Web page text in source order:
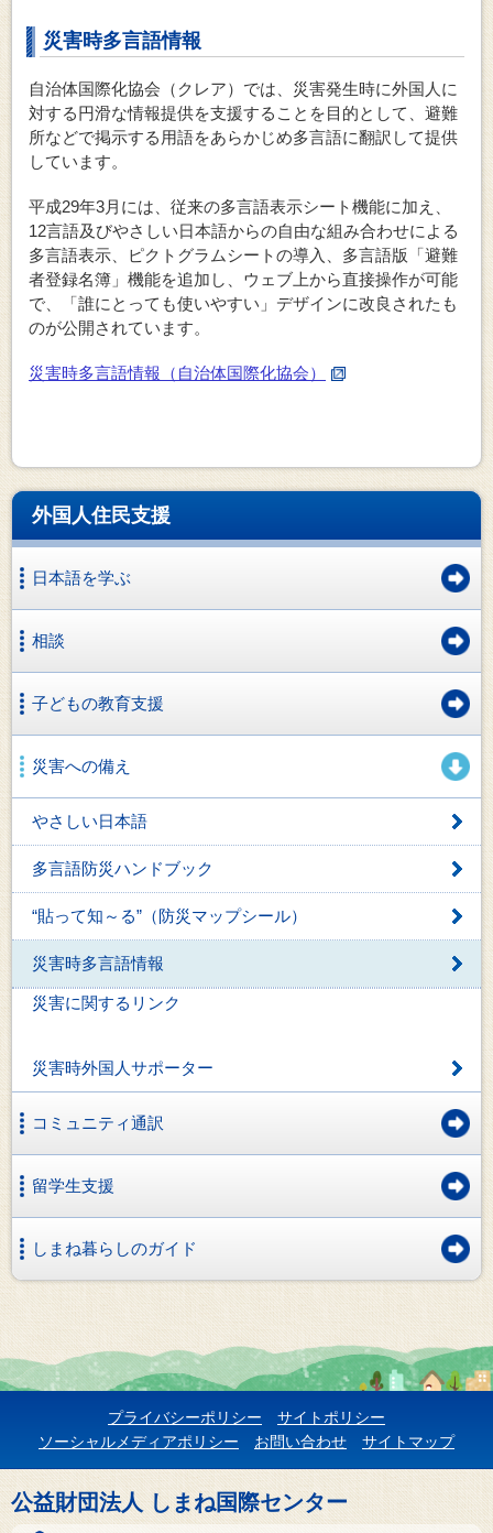
災害時多言語情報
自治体国際化協会（クレア）では、災害発生時に外国人に
対する円滑な情報提供を支援することを目的として、避難
所などで掲示する用語をあらかじめ多言語に翻訳して提供
しています。
平成29年3月には、従来の多言語表示シート機能に加え、
12言語及びやさしい日本語からの自由な組み合わせによる
多言語表示、ピクトグラムシートの導入、多言語版「避難
者登録名簿」機能を追加し、ウェブ上から直接操作が可能
で、「誰にとっても使いやすい」デザインに改良されたも
のが公開されています。
災害時多言語情報（自治体国際化協会）
外国人住民支援
日本語を学ぶ
相談
子どもの教育支援
災害への備え
やさしい日本語
多言語防災ハンドブック
“貼って知～る”（防災マップシール）
災害時多言語情報
災害に関するリンク
災害時外国人サポーター
コミュニティ通訳
留学生支援
しまね暮らしのガイド
プライバシーポリシー
サイトポリシー
ソーシャルメディアポリシー
お問い合わせ サイトマップ
公益財団法人 しまね国際センター